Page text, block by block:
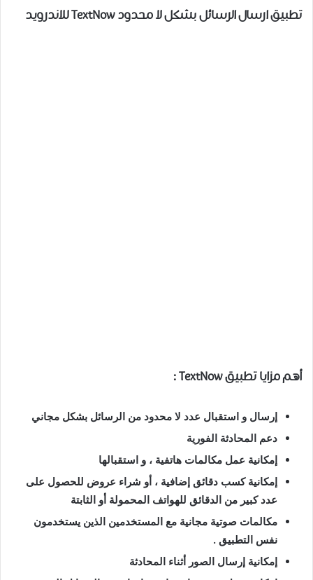
تطبيق ارسال الرسائل بشكل لا محدود TextNow للاندرويد
أهم مزايا تطبيق TextNow :
إرسال و استقبال عدد لا محدود من الرسائل بشكل مجاني
دعم المحادثة الفورية
إمكانية عمل مكالمات هاتفية ، و استقبالها
إمكانية كسب دقائق إضافية ، أو شراء عروض للحصول على
عدد كبير من الدقائق للهواتف المحمولة أو الثابتة
مكالمات صوتية مجانية مع المستخدمين الذين يستخدمون
نفس التطبيق .
إمكانية إرسال الصور أثناء المحادثة